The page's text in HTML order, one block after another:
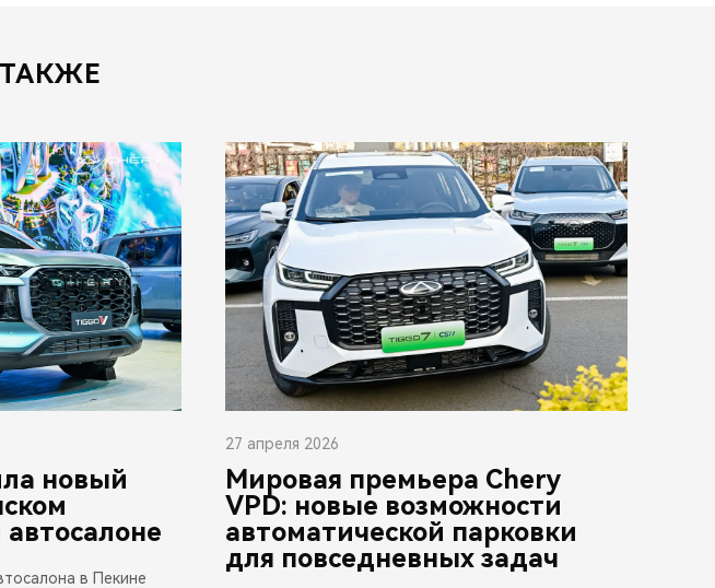
новый
в Пекине
27 апреля 2026
Мировая премьера Chery
VPD: новые возможности
автоматической парковки
для повседневных задач